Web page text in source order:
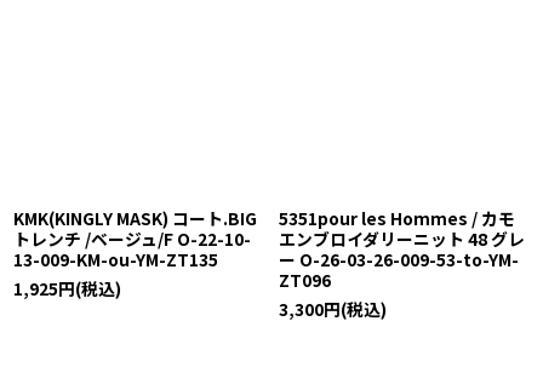
KMK(KINGLY MASK) コート.BIG
トレンチ /ベージュ/F O-22-10-
13-009-KM-ou-YM-ZT135
1,925円(税込)
5351pour les Hommes / カモ
エンブロイダリーニット 48 グレ
ー O-26-03-26-009-53-to-YM-
ZT096
3,300円(税込)